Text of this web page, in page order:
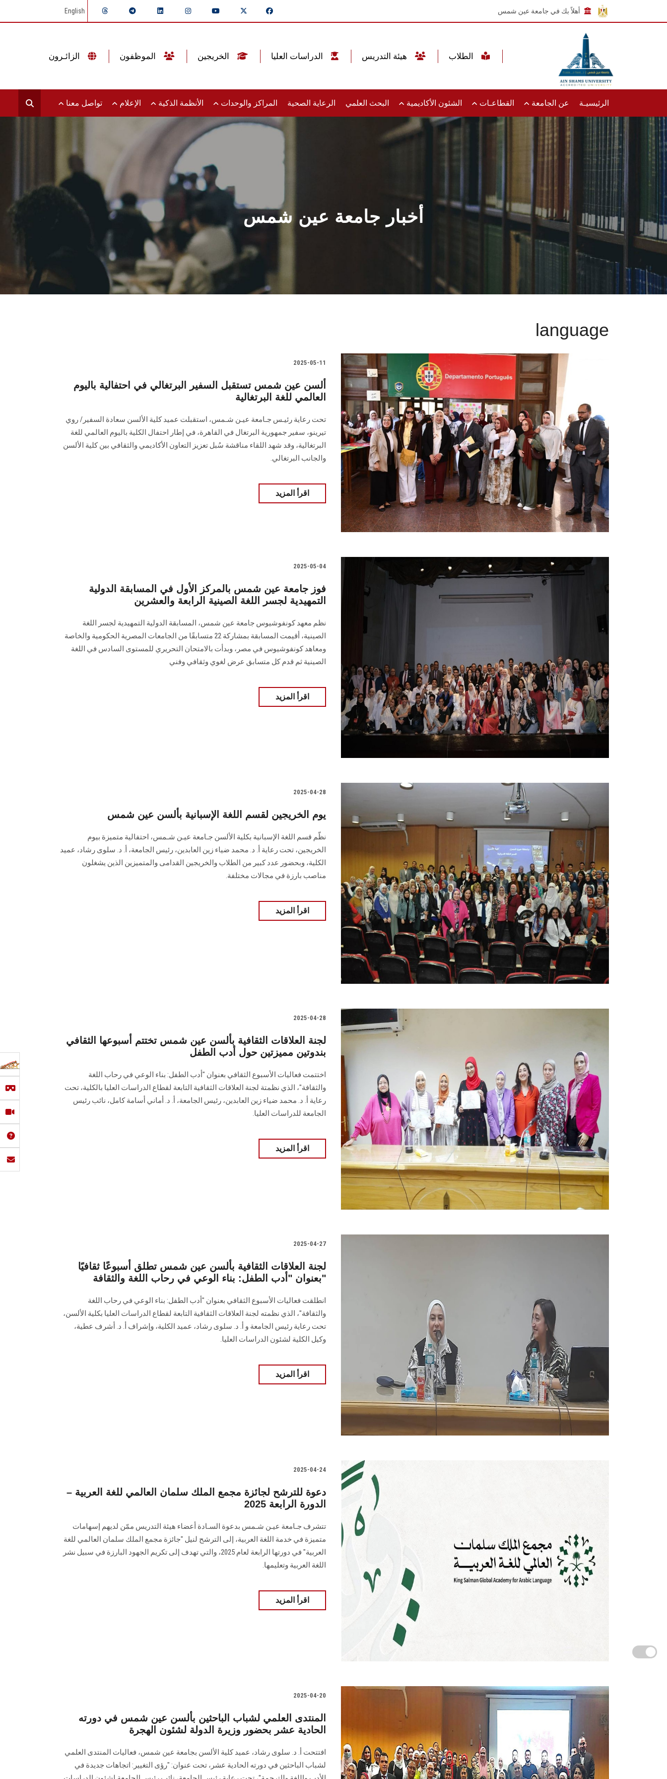
أهلاً بك في جامعة عين شمس English
الرئيسيـة عن الجامعة القطاعـات الشئون الأكاديمية البحث العلمي الرعاية الصحية المراكز والوحدات الأنظمة الذكية الإعلام تواصل معنا
أخبار جامعة عين شمس
language
2025-05-11
ألسن عين شمس تستقبل السفير البرتغالي في احتفالية باليوم
العالمي للغة البرتغالية
تحت رعاية رئيـس جـامعة عيـن شـمس، استقبلت عميد كلية الألسن سعادة السفير/ روي
تيرينو، سفير جمهورية البرتغال في القاهرة، في إطار احتفال الكلية باليوم العالمي للغة
البرتغالية، وقد شهد اللقاء مناقشة سُبل تعزيز التعاون الأكاديمي والثقافي بين كلية الألسن
والجانب البرتغالي.
اقرأ المزيد
2025-05-04
فوز جامعة عين شمس بالمركز الأول في المسابقة الدولية
التمهيدية لجسر اللغة الصينية الرابعة والعشرين
نظم معهد كونفوشيوس جامعة عين شمس، المسابقة الدولية التمهيدية لجسر اللغة
الصينية، أقيمت المسابقة بمشاركة 22 متسابقًا من الجامعات المصرية الحكومية والخاصة
ومعاهد كونفوشيوس في مصر، وبدأت بالامتحان التحريري للمستوى السادس في اللغة
الصينية ثم قدم كل متسابق عرض لغوي وثقافي وفني
اقرأ المزيد
2025-04-28
يوم الخريجين لقسم اللغة الإسبانية بألسن عين شمس
نظّم قسم اللغة الإسبانية بكلية الألسن جـامعة عيـن شـمس، احتفالية متميزة بيوم
الخريجين، تحت رعاية أ. د. محمد ضياء زين العابدين، رئيس الجامعة، أ. د. سلوى رشاد، عميد
الكلية، وبحضور عدد كبير من الطلاب والخريجين القدامى والمتميزين الذين يشغلون
مناصب بارزة في مجالات مختلفة.
اقرأ المزيد
2025-04-28
لجنة العلاقات الثقافية بألسن عين شمس تختتم أسبوعها الثقافي
بندوتين مميزتين حول أدب الطفل
اختتمت فعاليات الأسبوع الثقافي بعنوان "أدب الطفل: بناء الوعي في رحاب اللغة
والثقافة"، الذي نظمتة لجنة العلاقات الثقافية التابعة لقطاع الدراسات العليا بالكلية، تحت
رعاية أ. د. محمد ضياء زين العابدين، رئيس الجامعة، أ. د. أماني أسامة كامل، نائب رئيس
الجامعة للدراسات العليا.
اقرأ المزيد
2025-04-27
لجنة العلاقات الثقافية بألسن عين شمس تطلق أسبوعًا ثقافيًا
بعنوان "أدب الطفل: بناء الوعي في رحاب اللغة والثقافة"
انطلقت فعاليات الأسبوع الثقافي بعنوان "أدب الطفل: بناء الوعي في رحاب اللغة
والثقافة"، الذي نظمته لجنة العلاقات الثقافية التابعة لقطاع الدراسات العليا بكلية الألسن،
تحت رعاية رئيس الجامعة و أ. د. سلوى رشاد، عميد الكلية، وإشراف أ. د. أشرف عطية،
وكيل الكلية لشئون الدراسات العليا.
اقرأ المزيد
2025-04-24
دعوة للترشح لجائزة مجمع الملك سلمان العالمي للغة العربية –
الدورة الرابعة 2025
تتشرف جـامعة عيـن شـمس بدعوة السـادة أعضاء هيئة التدريس ممّن لديهم إسهامات
متميزة في خدمة اللغة العربية، إلى الترشح لنيل "جائزة مجمع الملك سلمان العالمي للغة
العربية" في دورتها الرابعة لعام 2025، والتي تهدف إلى تكريم الجهود البارزة في سبيل نشر
اللغة العربية وتعليمها.
اقرأ المزيد
2025-04-20
المنتدى العلمي لشباب الباحثين بألسن عين شمس في دورته
الحادية عشر بحضور وزيرة الدولة لشئون الهجرة
افتتحت أ. د. سلوى رشاد، عميد كلية الألسن بجامعة عين شمس، فعاليات المنتدى العلمي
لشباب الباحثين في دورته الحادية عشر، تحت عنوان: "رؤى التغيير: اتجاهات جديدة في